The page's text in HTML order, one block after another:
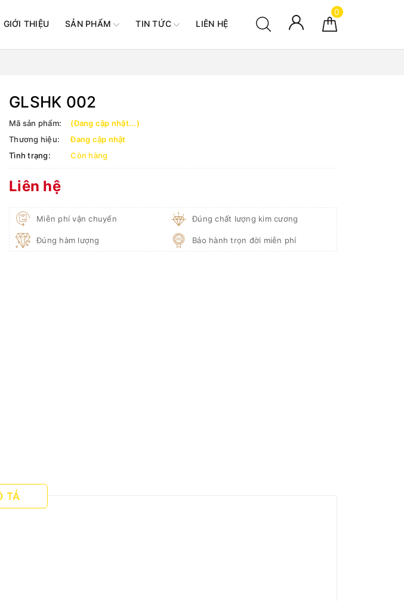
0
GIỚI THIỆU SẢN PHẨM TIN TỨC LIÊN HỆ
GLSHK 002
Mã sản phẩm:
(Đang cập nhật...)
Thương hiệu:
Đang cập nhật
Tình trạng:
Còn hàng
Liên hệ
Miễn phí vận chuyển Đúng chất lượng kim cương
Đúng hàm lượng Bảo hành trọn đời miễn phí
TẢ